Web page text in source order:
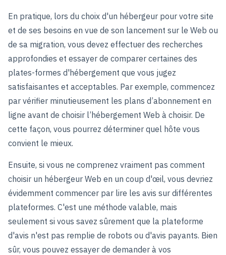
En pratique, lors du choix d'un hébergeur pour votre site
et de ses besoins en vue de son lancement sur le Web ou
de sa migration, vous devez effectuer des recherches
approfondies et essayer de comparer certaines des
plates-formes d'hébergement que vous jugez
satisfaisantes et acceptables. Par exemple, commencez
par vérifier minutieusement les plans d’abonnement en
ligne avant de choisir l’hébergement Web à choisir. De
cette façon, vous pourrez déterminer quel hôte vous
convient le mieux.
Ensuite, si vous ne comprenez vraiment pas comment
choisir un hébergeur Web en un coup d'œil, vous devriez
évidemment commencer par lire les avis sur différentes
plateformes. C'est une méthode valable, mais
seulement si vous savez sûrement que la plateforme
d'avis n'est pas remplie de robots ou d'avis payants. Bien
sûr, vous pouvez essayer de demander à vos